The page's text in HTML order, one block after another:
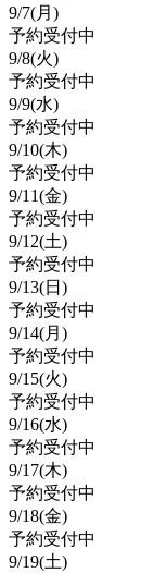
9/7(月)
予約受付中
9/8(火)
予約受付中
9/9(水)
予約受付中
9/10(木)
予約受付中
9/11(金)
予約受付中
9/12(土)
予約受付中
9/13(日)
予約受付中
9/14(月)
予約受付中
9/15(火)
予約受付中
9/16(水)
予約受付中
9/17(木)
予約受付中
9/18(金)
予約受付中
9/19(土)